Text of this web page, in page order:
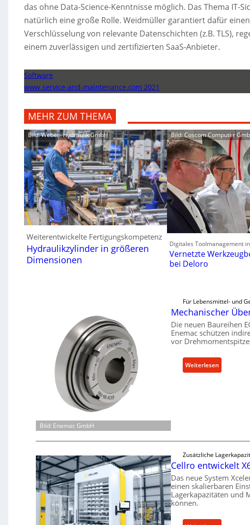
das ohne Data-Science-Kenntnisse möglich. Das Thema
natürlich eine große Rolle. Weidmüller garantiert dafür
Verschlüsselung von relevante Datenschichten (z.B. TLS),
einem zuverlässigen und zertifizierten SaaS-Anbieter.
Software
www.service-and-maintenance.com 2021
MEHR ZUM THEMA
Bild: Weber- Hydraulik GmbH
Weiterentwickelte Fertigungskompetenz
Hydraulikzylinder in größeren
Dimensionen
Bild: Coscom Computer
Digitales Toolmanagement
Vernetzte
bei Deloro
Bild: Enemac GmbH
Für Lebensmittel- und
Mechanischer
Die neuen Baureihen
Enemac schützen
vor
Weiterlesen:
M
c
h
e
r
Ü
e
Zusätzliche
Cellro entwickelt
Das neue System
einen skalierbaren
Lagerkapazitäten und
können.